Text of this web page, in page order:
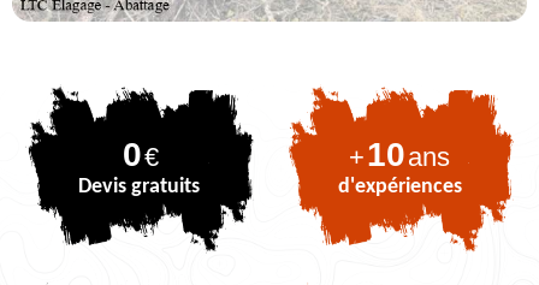
0€
Devis gratuits
+10ans
d'expériences